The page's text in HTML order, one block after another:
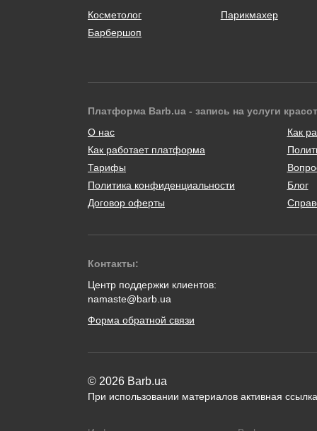
Косметолог
Парикмахер
Барбершоп
Платформа Barb.ua - запись на услуги
О нас
Как работает платформа
Тарифы
Политика конфиденциальности
Договор оферты
Как
Блог
Контакты:
Центр поддержки клиентов:
namaste@barb.ua
Форма обратной связи
© 2026 Barb.ua
При использовании материалов активная